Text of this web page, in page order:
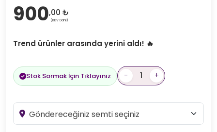
900,00 ₺
(KDV Dahil)
Trend ürünler arasında yerini aldı! 🔥
Stok Sormak İçin Tıklayınız - +